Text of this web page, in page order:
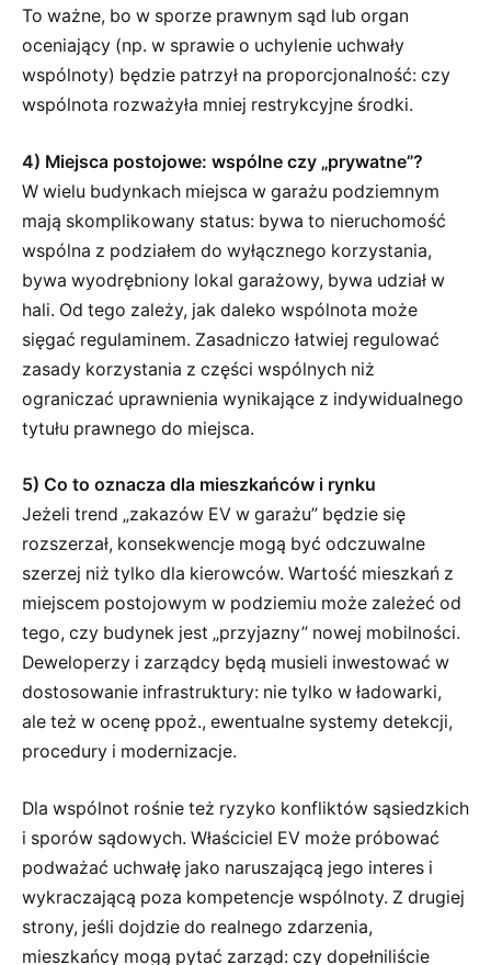
To ważne, bo w sporze prawnym sąd lub organ
oceniający (np. w sprawie o uchylenie uchwały
wspólnoty) będzie patrzył na proporcjonalność: czy
wspólnota rozważyła mniej restrykcyjne środki.
4) Miejsca postojowe: wspólne czy „prywatne”?
W wielu budynkach miejsca w garażu podziemnym
mają skomplikowany status: bywa to nieruchomość
wspólna z podziałem do wyłącznego korzystania,
bywa wyodrębniony lokal garażowy, bywa udział w
hali. Od tego zależy, jak daleko wspólnota może
sięgać regulaminem. Zasadniczo łatwiej regulować
zasady korzystania z części wspólnych niż
ograniczać uprawnienia wynikające z indywidualnego
tytułu prawnego do miejsca.
5) Co to oznacza dla mieszkańców i rynku
Jeżeli trend „zakazów EV w garażu” będzie się
rozszerzał, konsekwencje mogą być odczuwalne
szerzej niż tylko dla kierowców. Wartość mieszkań z
miejscem postojowym w podziemiu może zależeć od
tego, czy budynek jest „przyjazny” nowej mobilności.
Deweloperzy i zarządcy będą musieli inwestować w
dostosowanie infrastruktury: nie tylko w ładowarki,
ale też w ocenę ppoż., ewentualne systemy detekcji,
procedury i modernizacje.
Dla wspólnot rośnie też ryzyko konfliktów sąsiedzkich
i sporów sądowych. Właściciel EV może próbować
podważać uchwałę jako naruszającą jego interes i
wykraczającą poza kompetencje wspólnoty. Z drugiej
strony, jeśli dojdzie do realnego zdarzenia,
mieszkańcy mogą pytać zarząd: czy dopełniliście